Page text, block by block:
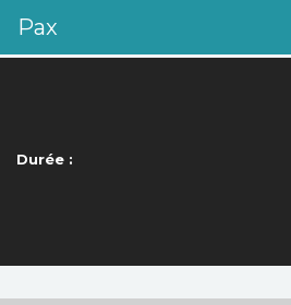
Pax
Durée :